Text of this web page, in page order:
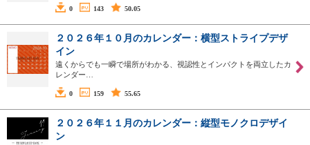
0 143 50.05
２０２６年１０月のカレンダー：横型ストライプデザ
イン
遠くからでも一瞬で場所がわかる、視認性とインパクトを両立したカ
レンダー…
0 159 55.65
２０２６年１１月のカレンダー：縦型モノクロデザイ
ン